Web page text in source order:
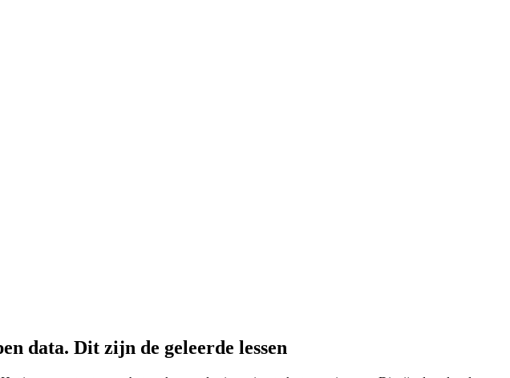
data. Dit zijn de geleerde lessen